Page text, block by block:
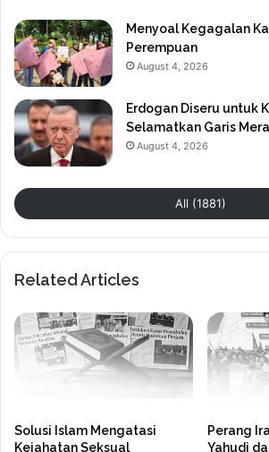
Menyoal Kegagalan
Perempuan
August 4, 2026
Erdogan Diseru untuk
Selamatkan Garis
August 4, 2026
All (1881)
Related Articles
Solusi Islam Mengatasi
Kejahatan Seksual
Perang
Yahudi